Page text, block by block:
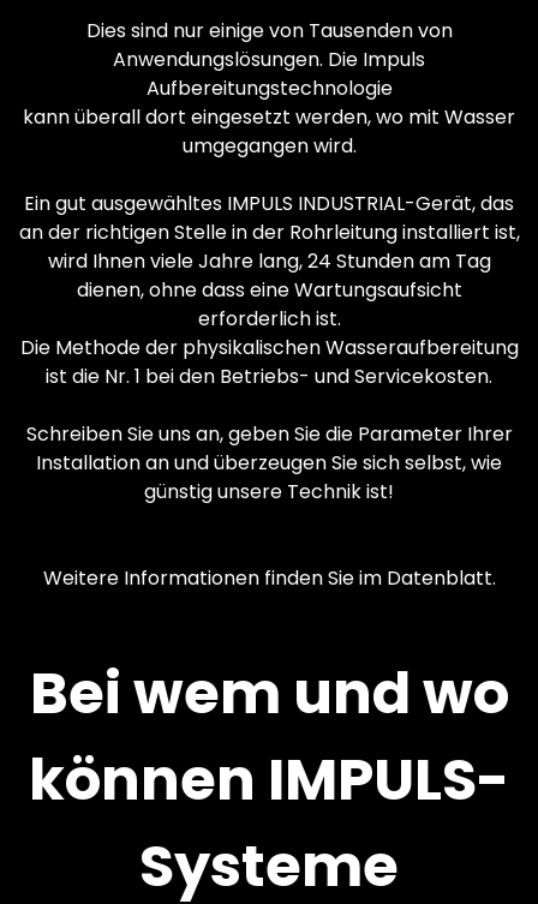
Dies sind nur einige von Tausenden von
Anwendungslösungen. Die Impuls
Aufbereitungstechnologie
kann überall dort eingesetzt werden, wo mit Wasser
umgegangen wird.
Ein gut ausgewähltes IMPULS INDUSTRIAL-Gerät, das
an der richtigen Stelle in der Rohrleitung installiert ist,
wird Ihnen viele Jahre lang, 24 Stunden am Tag
dienen, ohne dass eine Wartungsaufsicht
erforderlich ist.
Die Methode der physikalischen Wasseraufbereitung
ist die Nr. 1 bei den Betriebs- und Servicekosten.
Schreiben Sie uns an, geben Sie die Parameter Ihrer
Installation an und überzeugen Sie sich selbst, wie
günstig unsere Technik ist!
Weitere Informationen finden Sie im Datenblatt.
Bei wem und wo
können IMPULS-
Systeme